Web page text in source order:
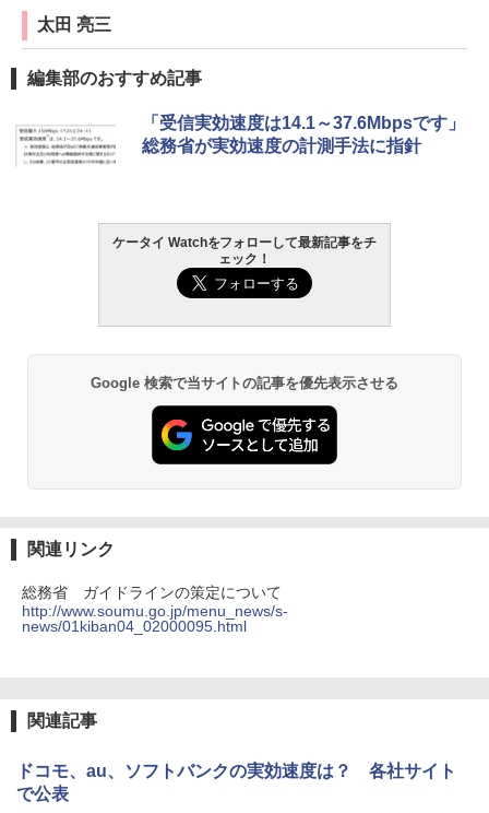
太田 亮三
編集部のおすすめ記事
「受信実効速度は14.1～37.6Mbpsです」
総務省が実効速度の計測手法に指針
ケータイ Watchをフォローして最新記事をチ
ェック！
Google 検索で当サイトの記事を優先表示させる
関連リンク
総務省 ガイドラインの策定について
http://www.soumu.go.jp/menu_news/s-
news/01kiban04_02000095.html
関連記事
ドコモ、au、ソフトバンクの実効速度は？ 各社サイト
で公表